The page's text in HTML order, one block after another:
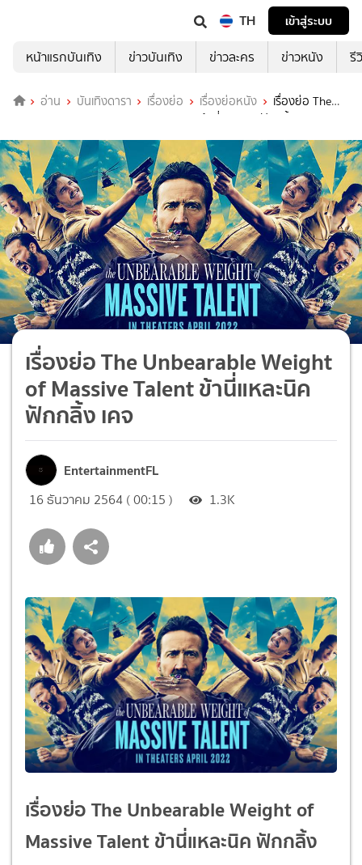
TH
เข้าสู่ระบบ
หน้าแรกบันเทิง
ข่าวบันเทิง ข่าวละคร ข่าวหนัง รี
อ่าน บันเทิงดารา เรื่องย่อ เรื่องย่อหนัง
เรื่องย่อ The
Unbearable Weight of Massive Talent ข้านี่แหละนิค ฟักกลิ้ง เคจ
เรื่องย่อ The Unbearable Weight
of Massive Talent ข้านี่แหละนิค
ฟักกลิ้ง เคจ
EntertainmentFL
16 ธันวาคม 2564 ( 00:15 ) 1.3K
เรื่องย่อ The Unbearable Weight of
Massive Talentข้านี่แหละนิค ฟักกลิ้ง